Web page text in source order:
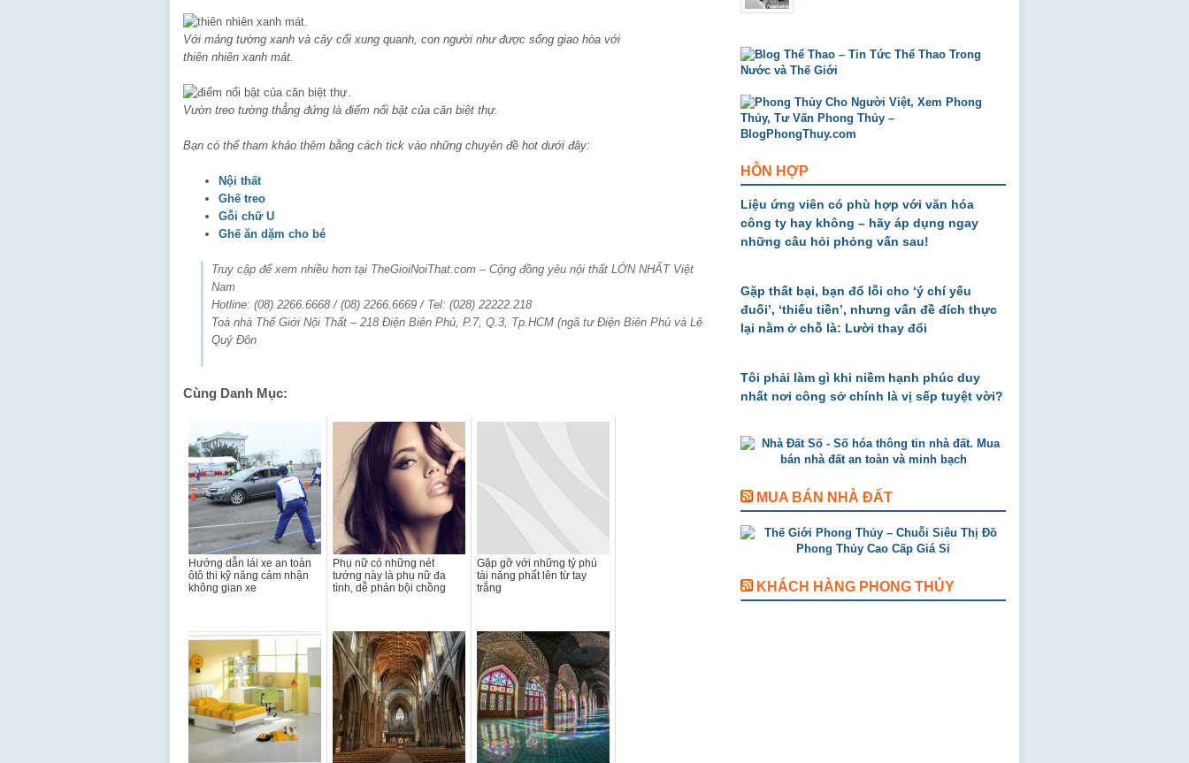
Với mảng tường xanh và cây cối xung quanh, con người như được sống giao hòa với
thiên nhiên xanh mát.
Vườn treo tường thẳng đứng là điểm nổi bật của căn biệt thự.
Bạn có thể tham khảo thêm bằng cách tick vào những chuyên đề hot dưới đây:
Nội thất
Ghế treo
Gỗi chữ U
Ghế ăn dặm cho bé
Truy cập để xem nhiều hơn tại TheGioiNoiThat.com – Cộng đồng yêu nội thất LỚN NHẤT Việt
Nam
Hotline: (08) 2266.6668 / (08) 2266.6669 / Tel: (028) 22222.218
Toà nhà Thế Giới Nội Thất – 218 Điện Biên Phủ, P.7, Q.3, Tp.HCM (ngã tư Điện Biên Phủ và Lê
Quý Đôn
Cùng Danh Mục:
Hướng dẫn lái xe an toàn
ôtô thi kỹ năng cảm nhận
không gian xe
Phụ nữ có những nét
tướng này là phụ nữ đa
tình, dễ phản bội chồng
Gặp gỡ với những tỷ phú
tài năng phất lên từ tay
trắng
HỖN HỢP
Liệu ứng viên có phù hợp với văn hóa
công ty hay không – hãy áp dụng ngay
những câu hỏi phỏng vấn sau!
Gặp thất bại, bạn đổ lỗi cho ‘ý chí yếu
đuối’, ‘thiếu tiền’, nhưng vấn đề đích thực
lại nằm ở chỗ là: Lười thay đổi
Tôi phải làm gì khi niềm hạnh phúc duy
nhất nơi công sở chính là vị sếp tuyệt vời?
MUA BÁN NHÀ ĐẤT
KHÁCH HÀNG PHONG THỦY